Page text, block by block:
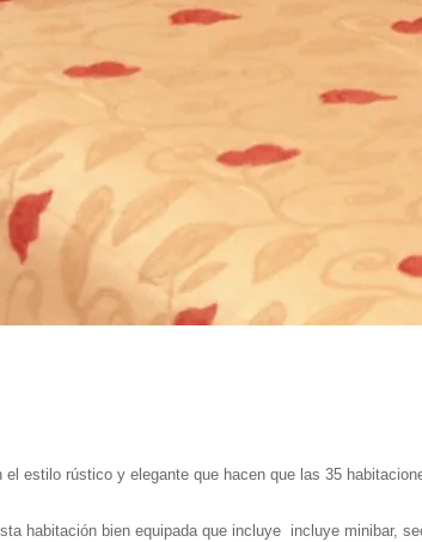
el estilo rústico y elegante que hacen que las 35
habitación bien equipada que incluye incluye minibar,